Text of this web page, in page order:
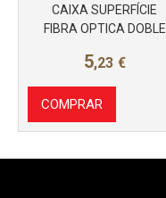
CAIXA SUPERFÍCIE
FIBRA OPTICA DOBLE
5,23 €
COMPRAR